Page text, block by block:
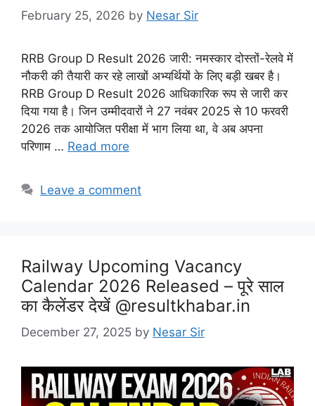
February 25, 2026 by Nesar Sir
RRB Group D Result 2026 जारी: नमस्कार दोस्तों-रेलवे में
नौकरी की तैयारी कर रहे लाखों अभ्यर्थियों के लिए बड़ी खबर है।
RRB Group D Result 2026 आधिकारिक रूप से जारी कर
दिया गया है। जिन उम्मीदवारों ने 27 नवंबर 2025 से 10 फरवरी
2026 तक आयोजित परीक्षा में भाग लिया था, वे अब अपना
परिणाम … Read more
Leave a comment
Railway Upcoming Vacancy
Calendar 2026 Released – पूरे साल
का कैलेंडर देखें @resultkhabar.in
December 27, 2025 by Nesar Sir